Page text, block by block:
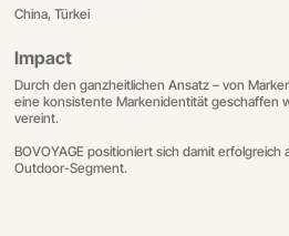
China, Türkei
Impact
Durch den ganzheitlichen Ansatz – von
eine konsistente Markenidentität geschaffen
vereint.
BOVOYAGE positioniert sich damit erfolgreich
Outdoor-Segment.